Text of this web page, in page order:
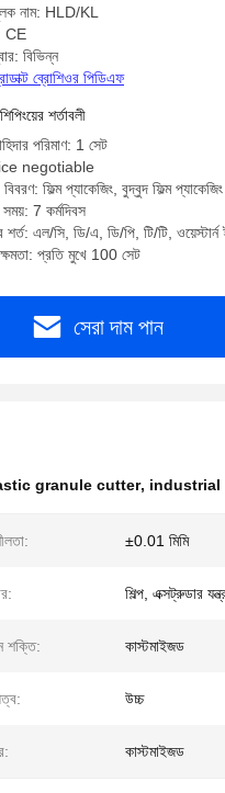
নাম: HLD/KL
CE
বিভিন্ন
ব্রোশিওর পিডিএফ
শর্তাবলী
পরিমাণ: 1 সেট
negotiable
বিবরণ: ফিল্ম প্যাকেজিং, বুদ্বুদ ফিল্ম প্যাকেজিং
সময়: 7 কর্মদিবস
শর্ত: এল/সি, ডি/এ, ডি/পি, টি/টি, ওয়েস্টার্ন
প্রতি মুখে 100 সেট
সেরা দাম পান
granule cutter, industrial
±0.01 মিমি
শিল্প, এক্সট্রুডার
শক্তি: কাস্টমাইজড
উচ্চ
কাস্টমাইজড